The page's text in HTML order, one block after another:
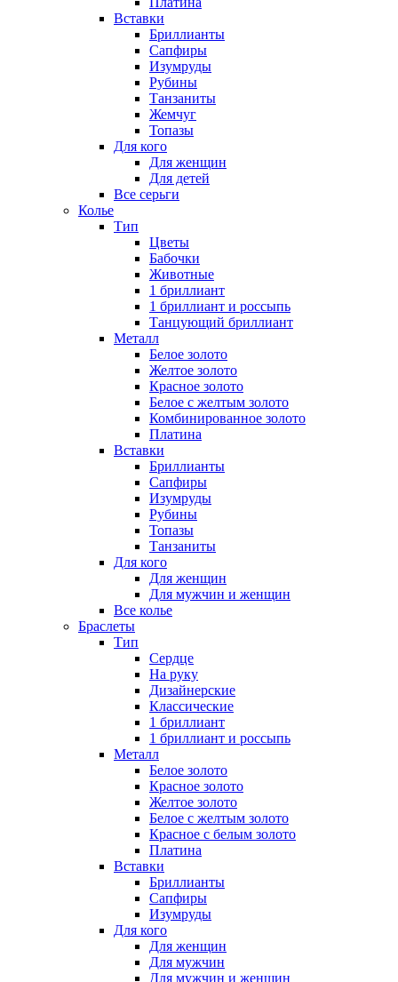
Вставки
Бриллианты
Сапфиры
Изумруды
Рубины
Танзаниты
Жемчуг
Топазы
Для кого
Для женщин
Для детей
Все серьги
Колье
Тип
Цветы
Бабочки
Животные
1 бриллиант
1 бриллиант и россыпь
Танцующий бриллиант
Металл
Белое золото
Желтое золото
Красное золото
Белое с желтым золото
Комбинированное золото
Платина
Вставки
Бриллианты
Сапфиры
Изумруды
Рубины
Топазы
Танзаниты
Для кого
Для женщин
Для мужчин и женщин
Все колье
Браслеты
Тип
Сердце
На руку
Дизайнерские
Классические
1 бриллиант
1 бриллиант и россыпь
Металл
Белое золото
Красное золото
Желтое золото
Белое с желтым золото
Красное с белым золото
Платина
Вставки
Бриллианты
Сапфиры
Изумруды
Для кого
Для женщин
Для мужчин
Для мужчин и женщин